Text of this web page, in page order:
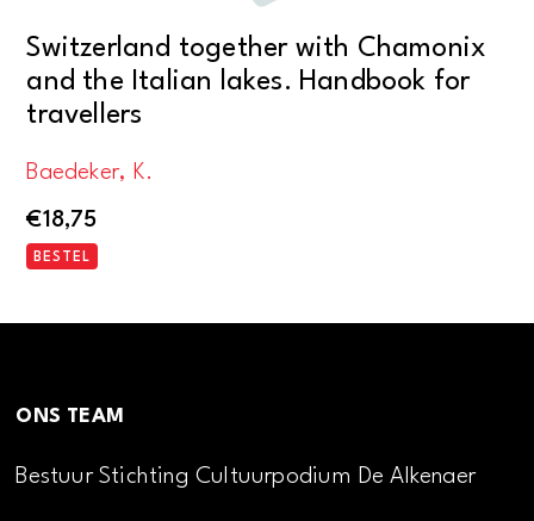
Switzerland together with Chamonix
and the Italian lakes. Handbook for
travellers
Baedeker, K.
€18,75
BESTEL
ONS TEAM
Bestuur Stichting Cultuurpodium De Alkenaer